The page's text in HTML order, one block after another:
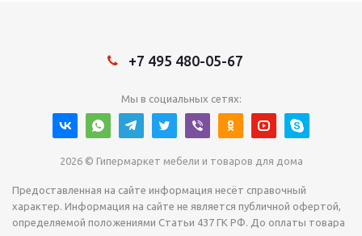
+7 495 480-05-67
Мы в социальных сетях:
2026 © Гипермаркет мебели и товаров для дома
Предоставленная на сайте информация несёт справочный
характер. Информация на сайте не является публичной офертой,
определяемой положениями Статьи 437 ГК РФ. До оплаты товара